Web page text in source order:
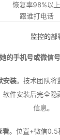
恢复率98%以上
跟谁打电话
监控的部
的手机号或微信号
安装。技术团队将
软件安装后完全
信息。
看。位置+微信0.5